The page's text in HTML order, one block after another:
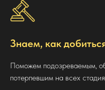
Знаем, как
Поможем подозреваемым,
потерпевшим на всех